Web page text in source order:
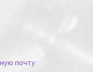
почту